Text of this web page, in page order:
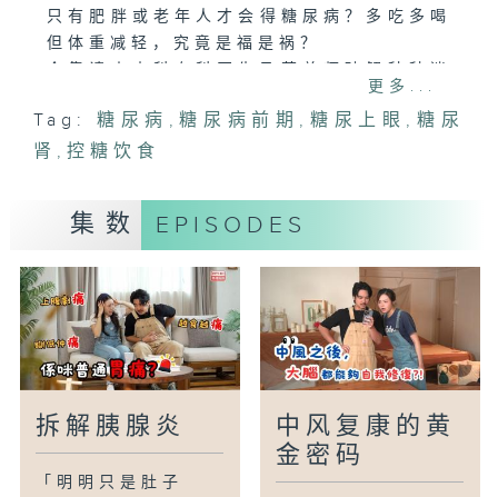
只有肥胖或老年人才会得糖尿病？多吃多喝
但体重减轻，究竟是福是祸？
思。除了教大家如何及早发现和治疗糖尿
病，更会分享不同的控糖饮食策略，以及最
新的相关医疗科技，让大家一起打赢这场
主持：罗钰文、郑萃雯
科副顾问医生）
更多...
Tag: 糖尿病 , 糖尿病前期 , 糖尿上眼 , 糖尿
肾 ,控糖饮食
集数 EPISODES
拆解胰腺炎
「明明只是肚子
中风复康的黄
金密码